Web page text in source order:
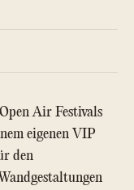
Air Festivals
eigenen VIP
den